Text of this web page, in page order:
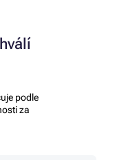
podle
za